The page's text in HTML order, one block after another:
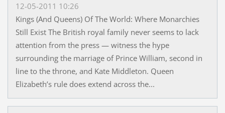
12-05-2011 10:26
Kings (And Queens) Of The World: Where Monarchies
Still Exist The British royal family never seems to lack
attention from the press — witness the hype
surrounding the marriage of Prince William, second in
line to the throne, and Kate Middleton. Queen
Elizabeth’s rule does extend across the...